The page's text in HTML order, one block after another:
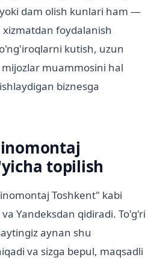
dam olish kunlari ham —
xizmatdan foydalanish
kutish, uzun
muammosini hal
biznesga
topilish
Toshkent" kabi
Yandeksdan qidiradi. To'g'ri
aynan shu
va sizga bepul, maqsadli